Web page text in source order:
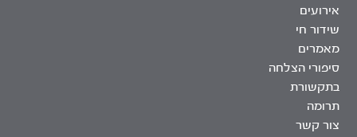
אירועים
שידור חי
מאמרים
סיפורי הצלחה
בתקשורת
תרומה
צור קשר